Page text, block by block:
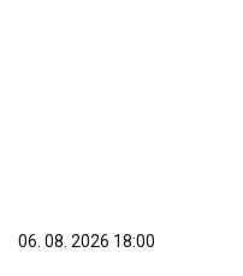
06. 08. 2026 18:00